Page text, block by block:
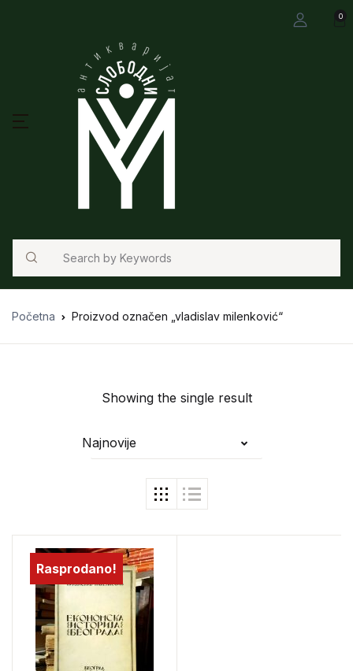
0
Search
Početna Proizvod označen „vladislav milenković“
Showing the single result
Najnovije
Rasprodano!